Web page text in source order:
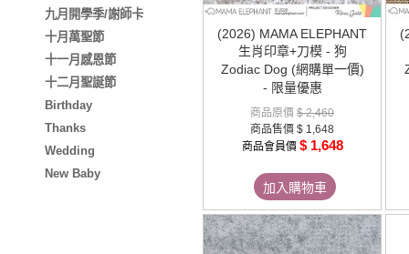
九月開學季/謝師卡
十月萬聖節
十一月感恩節
十二月聖誕節
Birthday
Thanks
Wedding
New Baby
(2026) MAMA ELEPHANT
生肖印章+刀模 - 狗
Zodiac Dog (網購單一價)
- 限量優惠
商品原價 $ 2,460
商品售價 $ 1,648
商品會員價 $ 1,648
加入購物車